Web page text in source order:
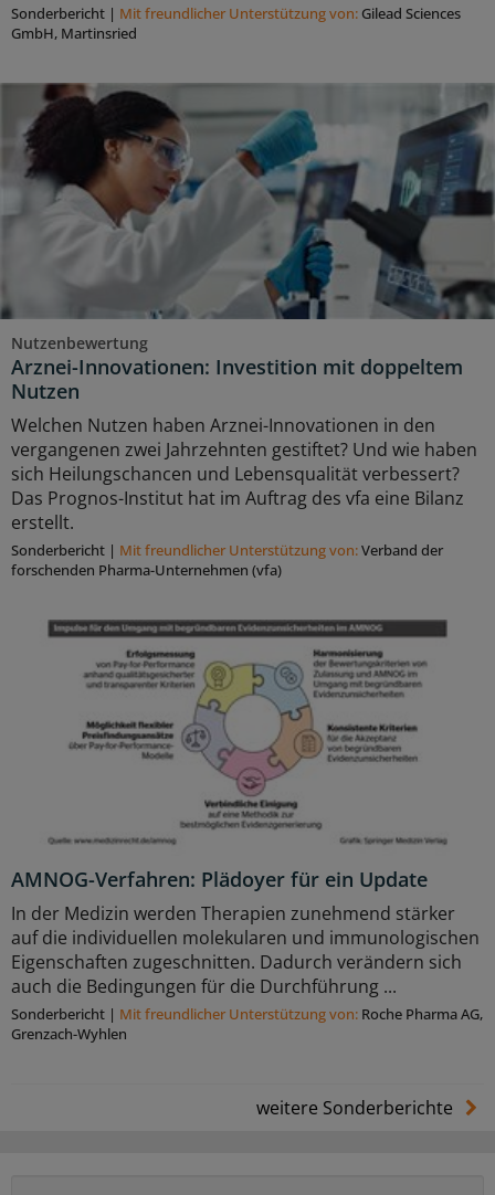
Sonderbericht | Mit freundlicher Unterstützung von: Gilead Sciences
GmbH, Martinsried
Nutzenbewertung
Arznei-Innovationen: Investition mit doppeltem
Nutzen
Welchen Nutzen haben Arznei-Innovationen in den
vergangenen zwei Jahrzehnten gestiftet? Und wie haben
sich Heilungschancen und Lebensqualität verbessert?
Das Prognos-Institut hat im Auftrag des vfa eine Bilanz
erstellt.
Sonderbericht | Mit freundlicher Unterstützung von:Verband der
forschenden Pharma-Unternehmen (vfa)
AMNOG-Verfahren: Plädoyer für ein Update
In der Medizin werden Therapien zunehmend stärker
auf die individuellen molekularen und immunologischen
Eigenschaften zugeschnitten. Dadurch verändern sich
auch die Bedingungen für die Durchführung ...
Sonderbericht | Mit freundlicher Unterstützung von: Roche Pharma AG,
Grenzach-Wyhlen
weitere Sonderberichte